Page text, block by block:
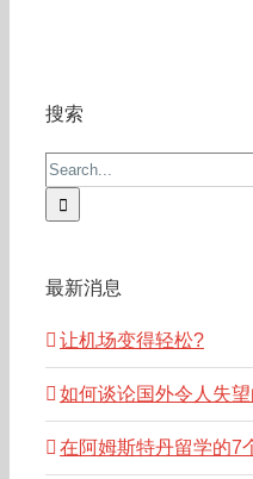
搜索
Search
for:
最新消息
让机场变得轻松?
如何谈论国外令人失
在阿姆斯特丹留学的7